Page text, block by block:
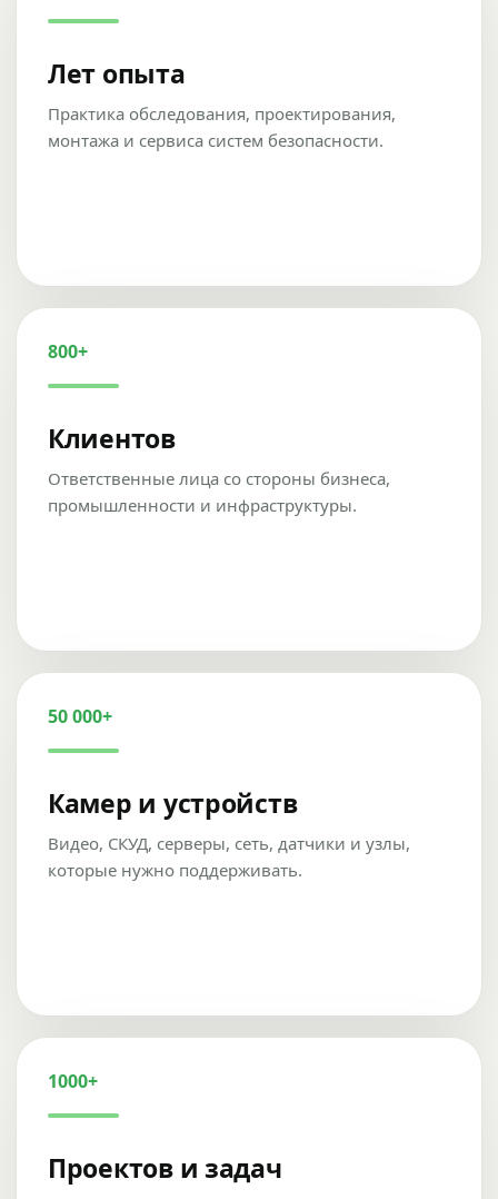
Лет опыта
Практика обследования, проектирования,
монтажа и сервиса систем безопасности.
800+
Клиентов
Ответственные лица со стороны бизнеса,
промышленности и инфраструктуры.
50 000+
Камер и устройств
Видео, СКУД, серверы, сеть, датчики и узлы,
которые нужно поддерживать.
1000+
Проектов и задач